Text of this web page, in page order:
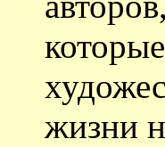
жизни